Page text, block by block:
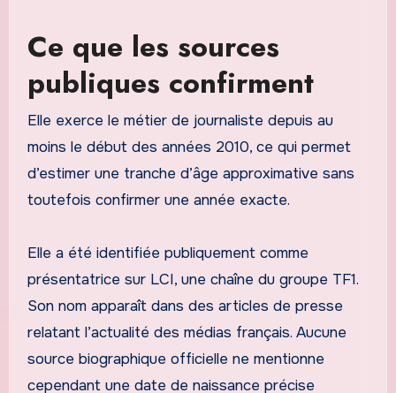
Ce que les sources
publiques confirment
Elle exerce le métier de journaliste depuis au
moins le début des années 2010, ce qui permet
d’estimer une tranche d’âge approximative sans
toutefois confirmer une année exacte.
Elle a été identifiée publiquement comme
présentatrice sur LCI, une chaîne du groupe TF1.
Son nom apparaît dans des articles de presse
relatant l’actualité des médias français. Aucune
source biographique officielle ne mentionne
cependant une date de naissance précise